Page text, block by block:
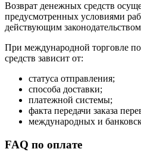
Возврат денежных средств
предусмотренных условиями
действующим
При международной торговле
средств зависит от:
статуса отправления;
способа доставки;
платежной системы;
факта передачи заказа
международных и
FAQ по оплате